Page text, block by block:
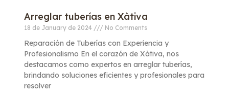
Arreglar tuberías en Xàtiva
18 de January de 2024 No Comments
Reparación de Tuberías con Experiencia y
Profesionalismo En el corazón de Xàtiva, nos
destacamos como expertos en arreglar tuberías,
brindando soluciones eficientes y profesionales para
resolver